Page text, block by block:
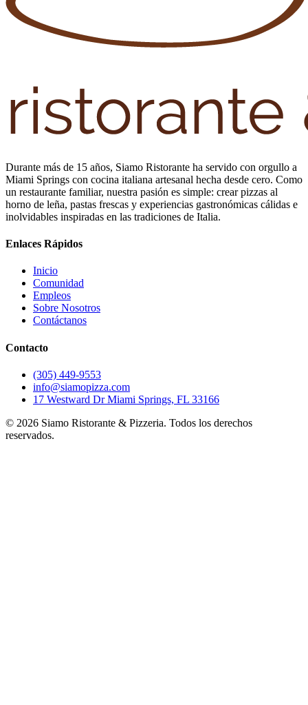
Durante más de 15 años, Siamo Ristorante ha servido con orgullo a
Miami Springs con cocina italiana artesanal hecha desde cero. Como
un restaurante familiar, nuestra pasión es simple: crear pizzas al
horno de leña, pastas frescas y experiencias gastronómicas cálidas e
inolvidables inspiradas en las tradiciones de Italia.
Enlaces Rápidos
Inicio
Comunidad
Empleos
Sobre Nosotros
Contáctanos
Contacto
(305) 449-9553
info@siamopizza.com
17 Westward Dr Miami Springs, FL 33166
© 2026 Siamo Ristorante & Pizzeria. Todos los derechos
reservados.